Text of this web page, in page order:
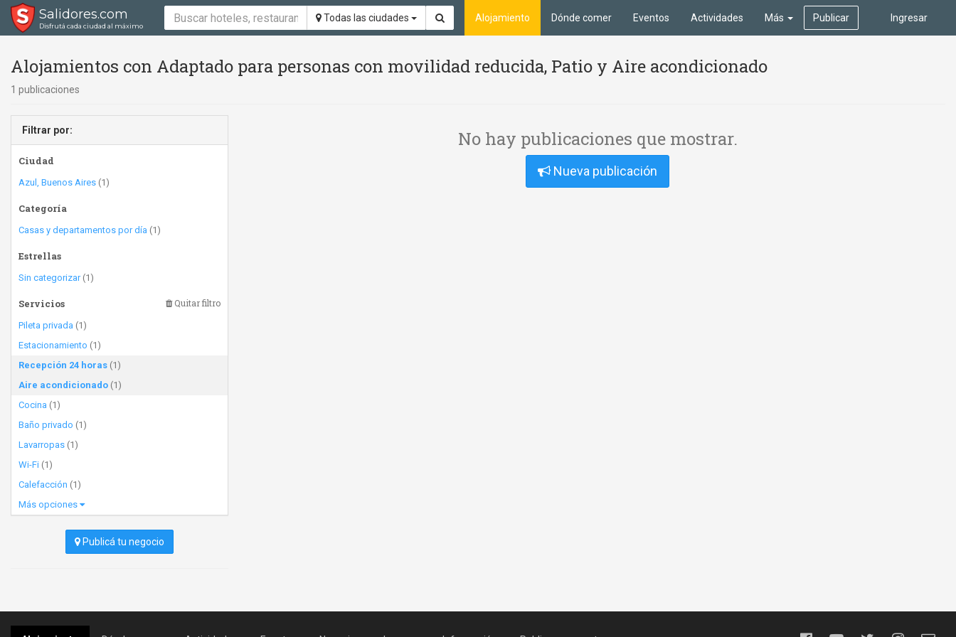
Salidores.com
Disfrutá cada ciudad al máximo
Todas las ciudades Ingresar
Alojamiento Dónde comer Eventos Actividades Más Publicar
Alojamientos con Adaptado para personas con movilidad reducida, Patio y Aire acondicionado
1 publicaciones
Filtrar por:
Ciudad
Azul, Buenos Aires (1)
Categoría
Casas y departamentos por día (1)
Estrellas
Sin categorizar(1)
Servicios Quitar filtro
Pileta privada (1)
Estacionamiento (1)
Recepción 24 horas (1)
Aire acondicionado (1)
Cocina (1)
Baño privado (1)
Lavarropas (1)
Wi-Fi (1)
Calefacción (1)
Más opciones
Publicá tu negocio
No hay publicaciones que mostrar.
Nueva publicación